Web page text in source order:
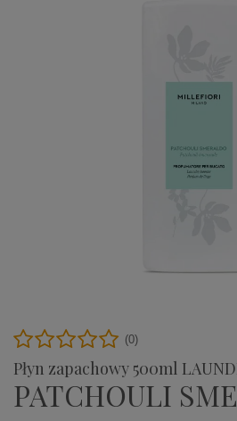
Płyn zapachowy 500ml
PATCHOULI
(0)